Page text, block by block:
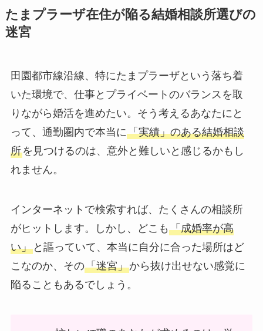
たまプラーザ在住が陥る結婚相談所選びの
迷宮
田園都市線沿線、特にたまプラーザという落ち着
いた環境で、仕事とプライベートのバランスを取
りながら婚活を進めたい。そう考えるあなたにと
って、通勤圏内で本当に「実績」のある結婚相談
所を見つけるのは、意外と難しいと感じるかもし
れません。
インターネットで検索すれば、たくさんの相談所
がヒットします。しかし、どこも 「成婚率が高
い」と謳っていて、本当に自分に合った場所はど
こなのか、その「迷宮」から抜け出せない感覚に
陥ることもあるでしょう。